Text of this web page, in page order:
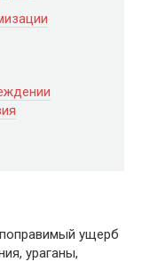
ущерб
ураганы,